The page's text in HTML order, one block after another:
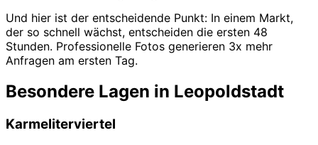
Und hier ist der entscheidende Punkt: In einem Markt,
der so schnell wächst, entscheiden die ersten 48
Stunden. Professionelle Fotos generieren 3x mehr
Anfragen am ersten Tag.
Besondere Lagen in Leopoldstadt
Karmeliterviertel